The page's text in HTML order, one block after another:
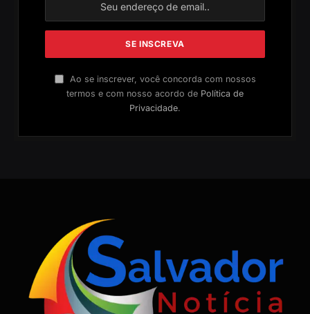
Ao se inscrever, você concorda com nossos
termos e com nosso acordo de Política de
Privacidade.